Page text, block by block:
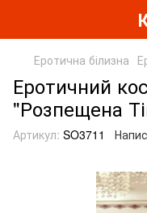
Еротична білизна
Еротичний
"Розпещена
Артикул: SO3711